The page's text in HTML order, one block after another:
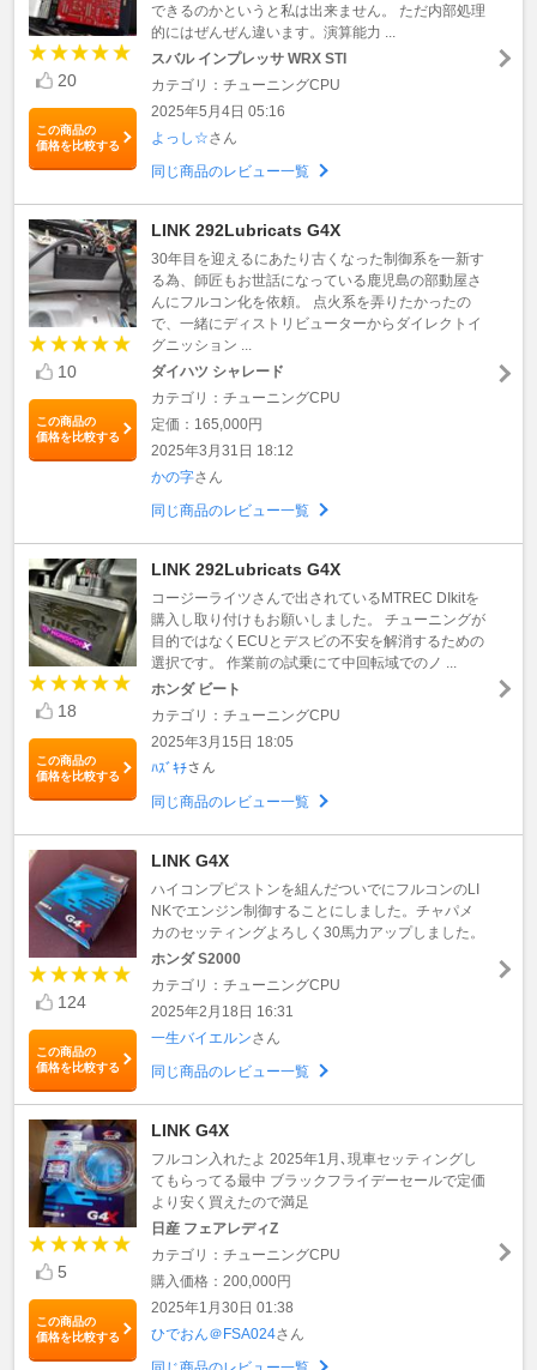
20
この商品の
価格を比較する
できるのかというと私は出来ません。 ただ内部処理
的にはぜんぜん違います。演算能力 ...
スバル インプレッサ WRX STI
カテゴリ：チューニングCPU
2025年5月4日 05:16
よっし☆さん
同じ商品のレビュー一覧
10
この商品の
価格を比較する
LINK 292Lubricats G4X
30年目を迎えるにあたり古くなった制御系を一新す
る為、師匠もお世話になっている鹿児島の部動屋さ
んにフルコン化を依頼。 点火系を弄りたかったの
で、一緒にディストリビューターからダイレクトイ
グニッション ...
ダイハツ シャレード
カテゴリ：チューニングCPU
定価：165,000円
2025年3月31日 18:12
かの字さん
同じ商品のレビュー一覧
18
この商品の
価格を比較する
LINK 292Lubricats G4X
コージーライツさんで出されているMTREC DIkitを
購入し取り付けもお願いしました。 チューニングが
目的ではなくECUとデスビの不安を解消するための
選択です。 作業前の試乗にて中回転域でのノ ...
ホンダ ビート
カテゴリ：チューニングCPU
2025年3月15日 18:05
ﾊｽﾞｷﾁさん
同じ商品のレビュー一覧
124
この商品の
価格を比較する
LINK G4X
ハイコンプピストンを組んだついでにフルコンのLI
NKでエンジン制御することにしました。チャパメ
カのセッティングよろしく30馬力アップしました。
ホンダ S2000
カテゴリ：チューニングCPU
2025年2月18日 16:31
一生バイエルンさん
同じ商品のレビュー一覧
5
この商品の
価格を比較する
LINK G4X
フルコン入れたよ 2025年1月､現車セッティングし
てもらってる最中 ブラックフライデーセールで定価
より安く買えたので満足
日産 フェアレディZ
カテゴリ：チューニングCPU
購入価格：200,000円
2025年1月30日 01:38
ひでおん＠FSA024さん